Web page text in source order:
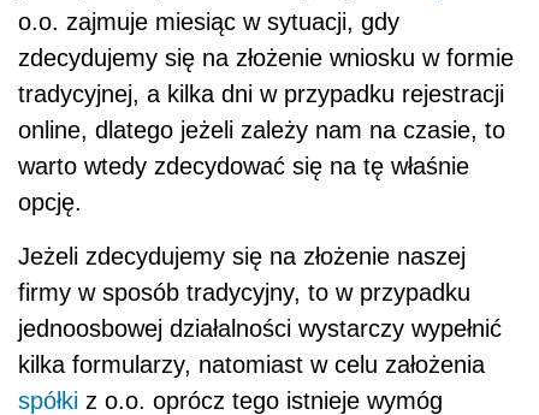
o.o. zajmuje miesiąc w sytuacji, gdy
zdecydujemy się na złożenie wniosku w formie
tradycyjnej, a kilka dni w przypadku rejestracji
online, dlatego jeżeli zależy nam na czasie, to
warto wtedy zdecydować się na tę właśnie
opcję.
Jeżeli zdecydujemy się na złożenie naszej
firmy w sposób tradycyjny, to w przypadku
jednoosbowej działalności wystarczy wypełnić
kilka formularzy, natomiast w celu założenia
spółki z o.o. oprócz tego istnieje wymóg